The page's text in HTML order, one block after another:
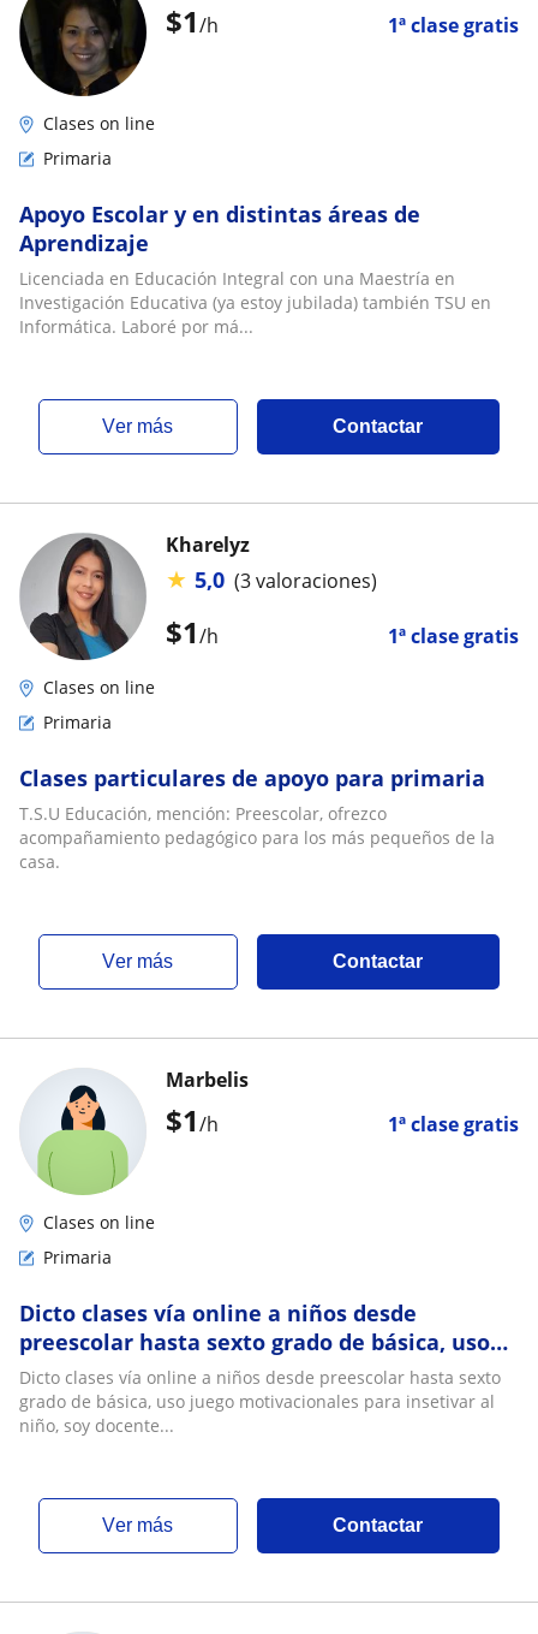
$1/h 1ª clase gratis
Clases on line
Primaria
Apoyo Escolar y en distintas áreas de
Aprendizaje
Licenciada en Educación Integral con una Maestría en
Investigación Educativa (ya estoy jubilada) también TSU en
Informática. Laboré por má...
ver más Contactar
$1/h 1ª clase gratis
Kharelyz
★ 5,0 (3 valoraciones)
Clases on line
Primaria
Clases particulares de apoyo para primaria
T.S.U Educación, mención: Preescolar, ofrezco
acompañamiento pedagógico para los más pequeños de la
casa.
ver más Contactar
$1/h 1ª clase gratis
Marbelis
Clases on line
Primaria
Dicto clases vía online a niños desde
preescolar hasta sexto grado de básica, uso
juego motivacionales para insetivar al niño,
soy docente de teatro y también uso técnicas
adquiridas en esta rama para ayudar a los
Dicto clases vía online a niños desde preescolar hasta sexto
grado de básica, uso juego motivacionales para insetivar al
niño, soy docente...
ver más Contactar